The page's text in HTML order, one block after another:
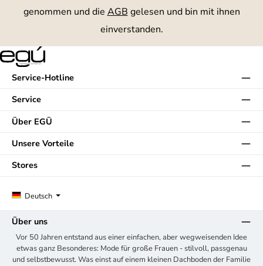
genommen und die AGB gelesen und bin mit ihnen
einverstanden.
Service-Hotline
Service
Über EGÜ
Unsere Vorteile
Deutsch
Stores
Über uns
Vor 50 Jahren entstand aus einer einfachen, aber wegweisenden Idee
etwas ganz Besonderes: Mode für große Frauen - stilvoll, passgenau
und selbstbewusst. Was einst auf einem kleinen Dachboden der Familie